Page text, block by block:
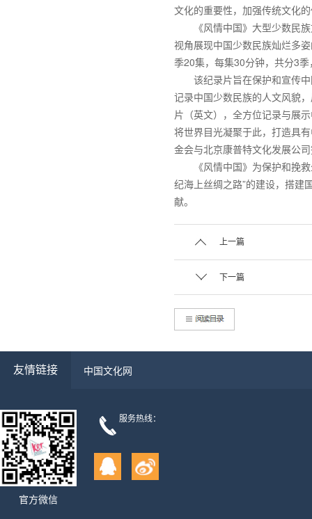
文化的重要性，加强传统文化
《风情中国》大型少数民族
视角展现中国少数民族灿烂多
季20集，每集30分钟，共分3
该纪录片旨在保护和宣传中
记录中国少数民族的人文风貌
片（英文），全方位记录与展
将世界目光凝聚于此，打造具
金会与北京康普特文化发展公
《风情中国》为保护和挽救
纪海上丝绸之路”的建设，搭建
献。
上一篇
下一篇
友情链接 中国文化网
官方微信
服务热线：